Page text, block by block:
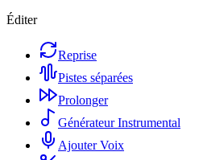
Éditer
Reprise
Pistes séparées
Prolonger
Générateur Instrumental
Ajouter Voix